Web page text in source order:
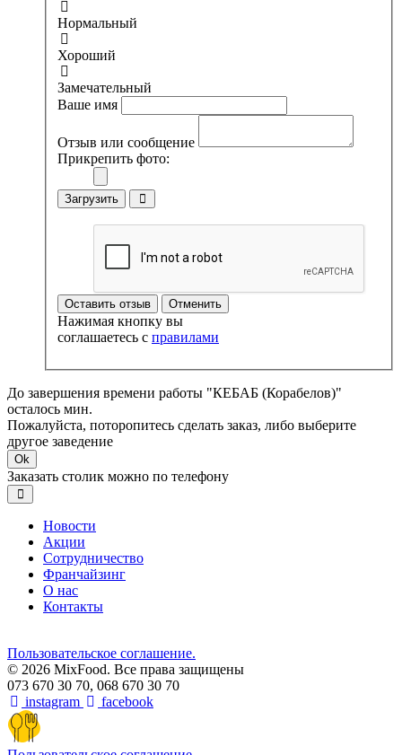
Нормальный
Хороший
Замечательный
Ваше имя
Отзыв или сообщение
Прикрепить фото:
Загрузить
Оставить отзыв Отменить
Нажимая кнопку вы
соглашаетесь с правилами
До завершения времени работы "КЕБАБ (Корабелов)"
осталось мин.
Пожалуйста, поторопитесь сделать заказ, либо выберите
другое заведение
Ok
Заказать столик можно по телефону
Новости
Акции
Сотрудничество
Франчайзинг
О нас
Контакты
Пользовательское соглашение.
© 2026 MixFood. Все права защищены
073 670 30 70, 068 670 30 70
instagram
facebook